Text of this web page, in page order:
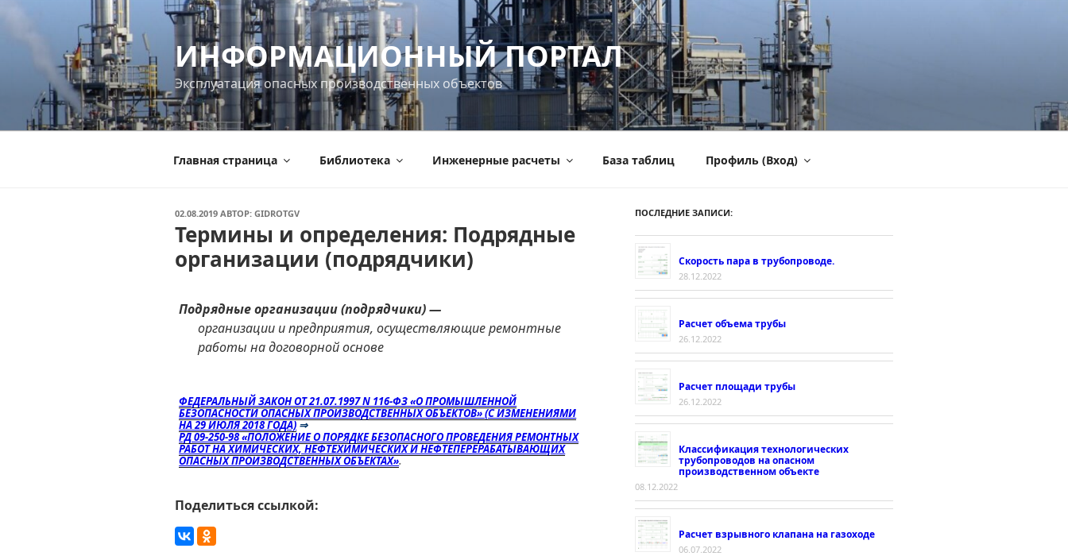
содержимому
ИНФОРМАЦИОННЫЙ ПОРТАЛ
Эксплуатация опасных производственных объектов
Главная страница Библиотека Инженерные расчеты База таблиц Профиль (Вход)
ОПУБЛИКОВАНО
02.08.2019 АВТОР: GIDROTGV
Термины и определения: Подрядные
организации (подрядчики)
Подрядные организации (подрядчики) —
организации и предприятия, осуществляющие ремонтные
работы на договорной основе
ФЕДЕРАЛЬНЫЙ ЗАКОН ОТ 21.07.1997 N 116-ФЗ «О ПРОМЫШЛЕННОЙ
БЕЗОПАСНОСТИ ОПАСНЫХ ПРОИЗВОДСТВЕННЫХ ОБЪЕКТОВ» (С ИЗМЕНЕНИЯМИ
НА 29 ИЮЛЯ 2018 ГОДА)⇒
РД 09-250-98 «ПОЛОЖЕНИЕ О ПОРЯДКЕ БЕЗОПАСНОГО ПРОВЕДЕНИЯ РЕМОНТНЫХ
РАБОТ НА ХИМИЧЕСКИХ, НЕФТЕХИМИЧЕСКИХ И НЕФТЕПЕРЕРАБАТЫВАЮЩИХ
ОПАСНЫХ ПРОИЗВОДСТВЕННЫХ ОБЪЕКТАХ».
Поделиться ссылкой:
ПОСЛЕДНИЕ ЗАПИСИ:
Скорость пара в трубопроводе.
28.12.2022
Расчет объема трубы
26.12.2022
Расчет площади трубы
26.12.2022
Классификация технологических
трубопроводов на опасном
производственном объекте
08.12.2022
Расчет взрывного клапана на газоходе
06.07.2022